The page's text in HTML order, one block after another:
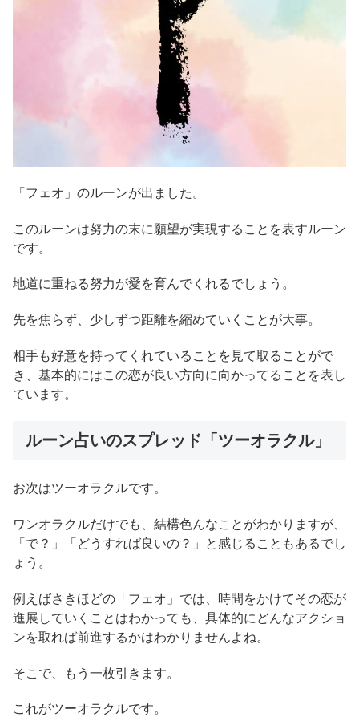
「フェオ」のルーンが出ました。
このルーンは努力の末に願望が実現することを表すルーン
です。
地道に重ねる努力が愛を育んでくれるでしょう。
先を焦らず、少しずつ距離を縮めていくことが大事。
相手も好意を持ってくれていることを見て取ることがで
き、基本的にはこの恋が良い方向に向かってることを表し
ています。
ルーン占いのスプレッド「ツーオラクル」
お次はツーオラクルです。
ワンオラクルだけでも、結構色んなことがわかりますが、
「で？」「どうすれば良いの？」と感じることもあるでし
ょう。
例えばさきほどの「フェオ」では、時間をかけてその恋が
進展していくことはわかっても、具体的にどんなアクショ
ンを取れば前進するかはわかりませんよね。
そこで、もう一枚引きます。
これがツーオラクルです。